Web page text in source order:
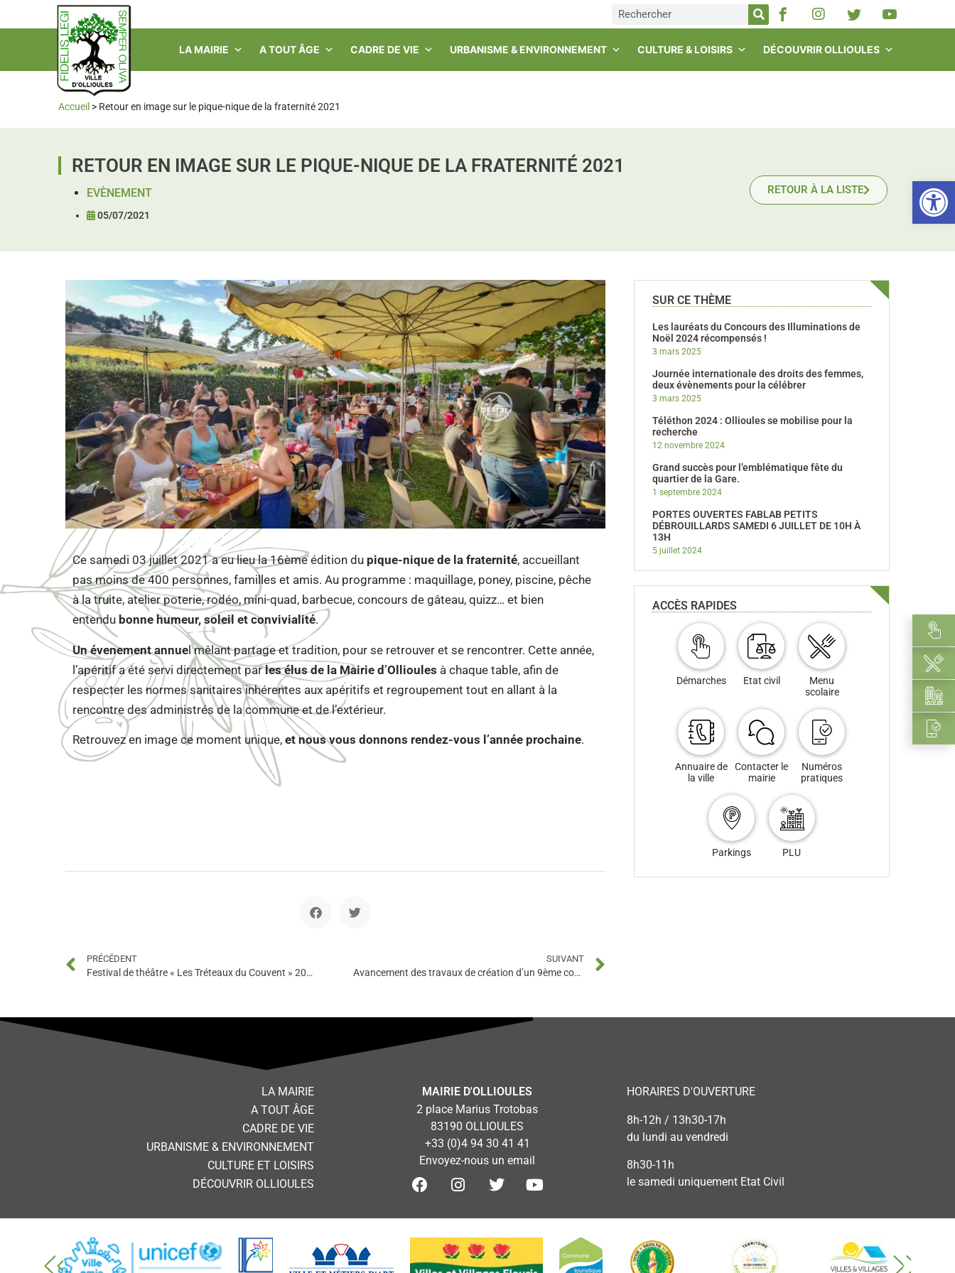
LA MAIRIE A TOUT ÂGE CADRE DE VIE URBANISME & ENVIRONNEMENT CULTURE & LOISIRS DÉCOUVRIR OLLIOULES
Accueil > Retour en image sur le pique-nique de la fraternité 2021
RETOUR EN IMAGE SUR LE PIQUE-NIQUE DE LA FRATERNITÉ 2021
EVÈNEMENT
05/07/2021
RETOUR À LA LISTE
Ce samedi 03 juillet 2021 a eu lieu la 16ème édition du pique-nique de la fraternité, accueillant
pas moins de 400 personnes, familles et amis. Au programme : maquillage, poney, piscine, pêche
à la truite, atelier poterie, rodéo, mini-quad, barbecue, concours de gâteau, quizz… et bien
entendu bonne humeur, soleil et convivialité.
Un évenement annuel mêlant partage et tradition, pour se retrouver et se rencontrer. Cette année,
l’apéritif a été servi directement parles élus de la Mairie d’Ollioules à chaque table, afin de
respecter les normes sanitaires inhérentes aux apéritifs et regroupement tout en allant à la
rencontre des administrés de la commune et de l’extérieur.
Retrouvez en image ce moment unique, et nous vous donnons rendez-vous l’année prochaine.
PRÉCÉDENT
Festival de théâtre « Les Tréteaux du Couvent » 2021
SUIVANT
Avancement des travaux de création d’un 9ème court au TMO
SUR CE THÈME
Les lauréats du Concours des Illuminations de
Noël 2024 récompensés !
3 mars 2025
Journée internationale des droits des femmes,
deux évènements pour la célébrer
3 mars 2025
Téléthon 2024 : Ollioules se mobilise pour la
recherche
12 novembre 2024
Grand succès pour l’emblématique fête du
quartier de la Gare.
1 septembre 2024
PORTES OUVERTES FABLAB PETITS
DÉBROUILLARDS SAMEDI 6 JUILLET DE 10H À
13H
5 juillet 2024
ACCÈS RAPIDES
Démarches Etat civil
Menu
scolaire
Annuaire de
la ville
Contacter le
mairie
Numéros
pratiques
Parkings PLU
LA MAIRIE
A TOUT ÂGE
CADRE DE VIE
URBANISME & ENVIRONNEMENT
CULTURE ET LOISIRS
DÉCOUVRIR OLLIOULES
MAIRIE D'OLLIOULES
2 place Marius Trotobas
83190 OLLIOULES
+33 (0)4 94 30 41 41
Envoyez-nous un email
HORAIRES D'OUVERTURE
8h-12h / 13h30-17h
du lundi au vendredi
8h30-11h
le samedi uniquement Etat Civil